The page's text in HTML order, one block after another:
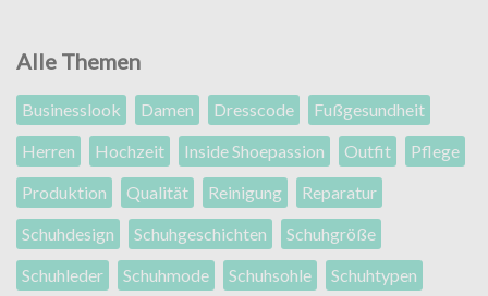
Alle Themen
Businesslook Damen Dresscode
Fußgesundheit
Herren
Hochzeit Inside Shoepassion Outfit
Pflege
Produktion
Qualität Reinigung
Reparatur
Schuhdesign
Schuhgeschichten
Schuhgröße
Schuhleder
Schuhmode Schuhsohle
Schuhtypen